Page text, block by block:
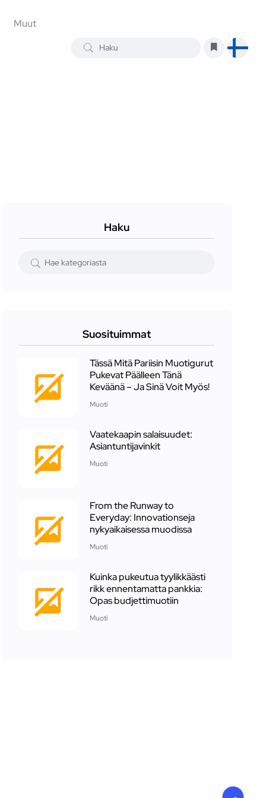
Muut
Haku
Suosituimmat
Tässä Mitä Pariisin Muotigurut
Pukevat Päälleen Tänä
Keväänä – Ja Sinä Voit Myös!
Muoti
Vaatekaapin salaisuudet:
Asiantuntijavinkit
Muoti
From the Runway to
Everyday: Innovationseja
nykyaikaisessa muodissa
Muoti
Kuinka pukeutua tyylikkäästi
rikk ennentamatta pankkia:
Opas budjettimuotiin
Muoti